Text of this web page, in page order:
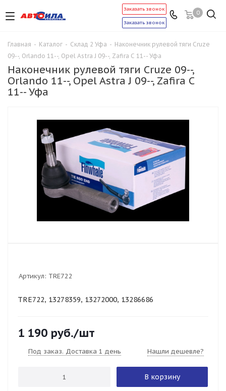
0
Заказать звонок
Заказать звонок
Главная - Каталог - Склад 2 Уфа - Наконечник рулевой тяги Cruze
09--, Orlando 11--, Opel Astra J 09--, Zafira C 11-- Уфа
Наконечник рулевой тяги Cruze 09--,
Orlando 11--, Opel Astra J 09--, Zafira C
11-- Уфа
Артикул: TRE722
TRE722, 13278359, 13272000, 13286686
1 190 руб./шт
Под заказ. Доставка 1 день Нашли дешевле?
В корзину